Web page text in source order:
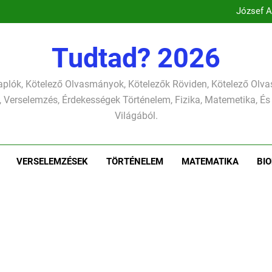
Csokonai Vitéz
Tudtad? 2026
Kötelező Olvasmányok, Kötelezők Röviden, Kötelező
Verselemzés, Érdekességek Történelem, Fizika, Matemetika,
Világából.
VERSELEMZÉSEK TÖRTÉNELEM MATEMATIKA